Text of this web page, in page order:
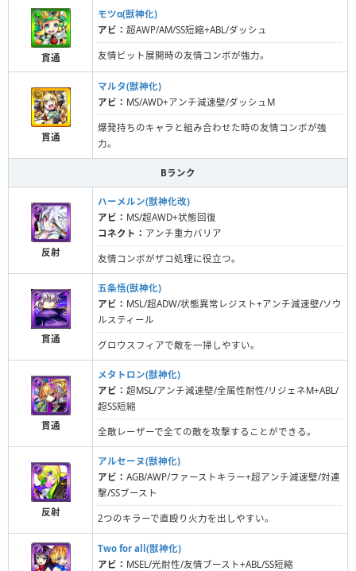
貫通
モツα(獣神化)
アビ： 超AWP/AM/SS短縮+ABL/ダッシュ
友情ビット展開時の友情コンボが強力。
貫通
マルタ(獣神化)
アビ： MS/AWD+アンチ減速壁/ダッシュM
爆発持ちのキャラと組み合わせた時の友情コンボが強
力。
Bランク
反射
ハーメルン(獣神化改)
アビ： MS/超AWD+状態回復
コネクト： アンチ重力バリア
友情コンボがザコ処理に役立つ。
貫通
五条悟(獣神化)
アビ： MSL/超ADW/状態異常レジスト+アンチ減速壁/ソウ
ルスティール
グロウスフィアで敵を一掃しやすい。
貫通
メタトロン(獣神化)
アビ： 超MSL/アンチ減速壁/全属性耐性/リジェネM+ABL/
超SS短縮
全敵レーザーで全ての敵を攻撃することができる。
反射
アルセーヌ(獣神化)
アビ： AGB/AWP/ファーストキラー+超アンチ減速壁/対連
撃/SSブースト
2つのキラーで直殴り火力を出しやすい。
Two for all(獣神化)
アビ： MSEL/光耐性/友情ブースト+ABL/SS短縮